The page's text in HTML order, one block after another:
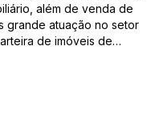
além de venda de
grande atuação no setor
de imóveis de
nossa Missão, Visão e